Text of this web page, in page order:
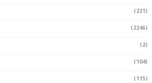
(221)
(2246)
(2)
(104)
(115)